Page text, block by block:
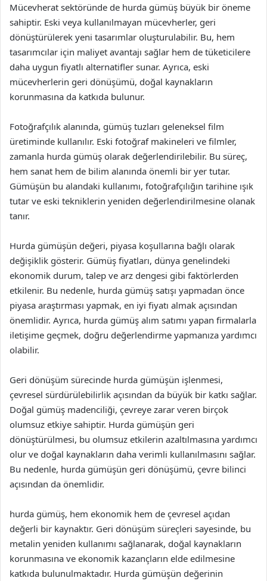
Mücevherat sektöründe de hurda gümüş büyük bir öneme
sahiptir. Eski veya kullanılmayan mücevherler, geri
dönüştürülerek yeni tasarımlar oluşturulabilir. Bu, hem
tasarımcılar için maliyet avantajı sağlar hem de tüketicilere
daha uygun fiyatlı alternatifler sunar. Ayrıca, eski
mücevherlerin geri dönüşümü, doğal kaynakların
korunmasına da katkıda bulunur.
Fotoğrafçılık alanında, gümüş tuzları geleneksel film
üretiminde kullanılır. Eski fotoğraf makineleri ve filmler,
zamanla hurda gümüş olarak değerlendirilebilir. Bu süreç,
hem sanat hem de bilim alanında önemli bir yer tutar.
Gümüşün bu alandaki kullanımı, fotoğrafçılığın tarihine ışık
tutar ve eski tekniklerin yeniden değerlendirilmesine olanak
tanır.
Hurda gümüşün değeri, piyasa koşullarına bağlı olarak
değişiklik gösterir. Gümüş fiyatları, dünya genelindeki
ekonomik durum, talep ve arz dengesi gibi faktörlerden
etkilenir. Bu nedenle, hurda gümüş satışı yapmadan önce
piyasa araştırması yapmak, en iyi fiyatı almak açısından
önemlidir. Ayrıca, hurda gümüş alım satımı yapan firmalarla
iletişime geçmek, doğru değerlendirme yapmanıza yardımcı
olabilir.
Geri dönüşüm sürecinde hurda gümüşün işlenmesi,
çevresel sürdürülebilirlik açısından da büyük bir katkı sağlar.
Doğal gümüş madenciliği, çevreye zarar veren birçok
olumsuz etkiye sahiptir. Hurda gümüşün geri
dönüştürülmesi, bu olumsuz etkilerin azaltılmasına yardımcı
olur ve doğal kaynakların daha verimli kullanılmasını sağlar.
Bu nedenle, hurda gümüşün geri dönüşümü, çevre bilinci
açısından da önemlidir.
hurda gümüş, hem ekonomik hem de çevresel açıdan
değerli bir kaynaktır. Geri dönüşüm süreçleri sayesinde, bu
metalin yeniden kullanımı sağlanarak, doğal kaynakların
korunmasına ve ekonomik kazançların elde edilmesine
katkıda bulunulmaktadır. Hurda gümüşün değerinin